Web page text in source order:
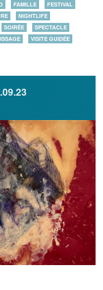
FAMILLE
FESTIVAL
NIGHTLIFE
SOIRÉE
SPECTACLE
VISITE GUIDÉE